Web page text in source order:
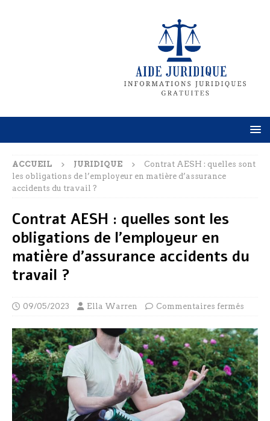
ACCUEIL JURIDIQUE
Contrat AESH : quelles sont
les obligations de l’employeur en matière d’assurance
accidents du travail ?
Contrat AESH : quelles sont les
obligations de l’employeur en
matière d’assurance accidents du
travail ?
09/05/2023 Ella Warren Commentaires fermés